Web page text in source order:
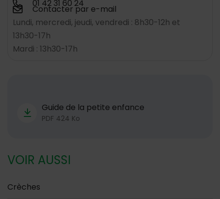
01 42 31 60 24
Contacter par e-mail
Lundi, mercredi, jeudi, vendredi : 8h30-12h et
13h30-17h
Mardi : 13h30-17h
Guide de la petite enfance
PDF 424 Ko
VOIR AUSSI
Crèches